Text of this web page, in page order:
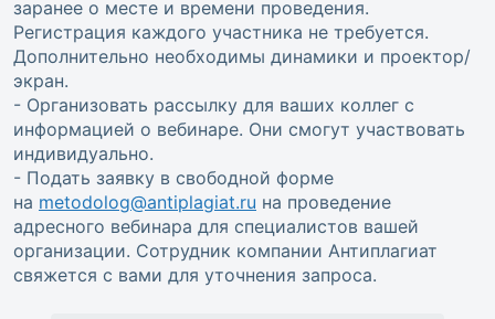
заранее о месте и времени проведения.
Регистрация каждого участника не требуется.
Дополнительно необходимы динамики и проектор/
экран.
- Организовать рассылку для ваших коллег с
информацией о вебинаре. Они смогут участвовать
индивидуально.
- Подать заявку в свободной форме
на metodolog@antiplagiat.ru на проведение
адресного вебинара для специалистов вашей
организации. Сотрудник компании Антиплагиат
свяжется с вами для уточнения запроса.